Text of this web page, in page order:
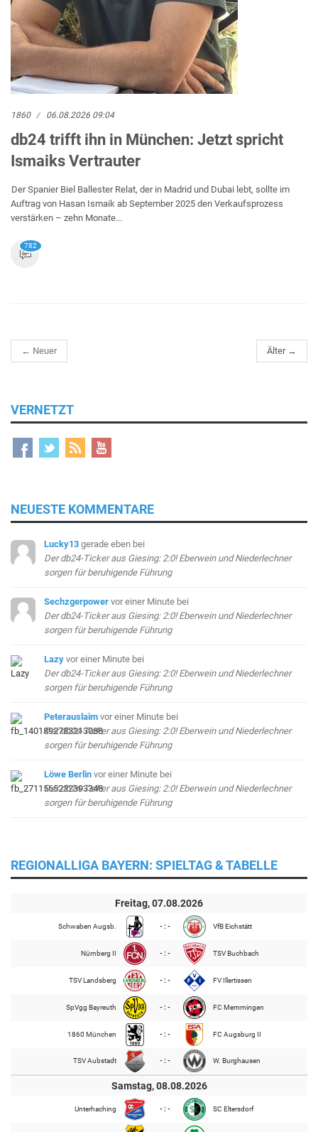
1860 06.08.2026 09:04
db24 trifft ihn in München: Jetzt spricht
Ismaiks Vertrauter
Der Spanier Biel Ballester Relat, der in Madrid und Dubai lebt, sollte im
Auftrag von Hasan Ismaik ab September 2025 den Verkaufsprozess
verstärken – zehn Monate...
782
← Neuer Älter →
VERNETZT
NEUESTE KOMMENTARE
Lucky13 gerade eben bei
Der db24-Ticker aus Giesing: 2:0! Eberwein und Niederlechner
sorgen für beruhigende Führung
Sechzgerpower vor einer Minute bei
Der db24-Ticker aus Giesing: 2:0! Eberwein und Niederlechner
sorgen für beruhigende Führung
Lazy vor einer Minute bei
Der db24-Ticker aus Giesing: 2:0! Eberwein und Niederlechner
sorgen für beruhigende Führung
Peterauslaim vor einer Minute bei
Der db24-Ticker aus Giesing: 2:0! Eberwein und Niederlechner
sorgen für beruhigende Führung
Löwe Berlin vor einer Minute bei
Der db24-Ticker aus Giesing: 2:0! Eberwein und Niederlechner
sorgen für beruhigende Führung
REGIONALLIGA BAYERN: SPIELTAG & TABELLE
Freitag, 07.08.2026
Schwaben Augsb. - : - VfB Eichstätt
Nürnberg II - : - TSV Buchbach
TSV Landsberg - : - FV Illertissen
SpVgg Bayreuth - : - FC Memmingen
1860 München - : - FC Augsburg II
TSV Aubstadt - : - W. Burghausen
Samstag, 08.08.2026
Unterhaching - : - SC Eltersdorf